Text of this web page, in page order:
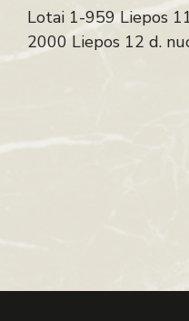
Lotai 1-959 Liepos
2000 Liepos 12 d.